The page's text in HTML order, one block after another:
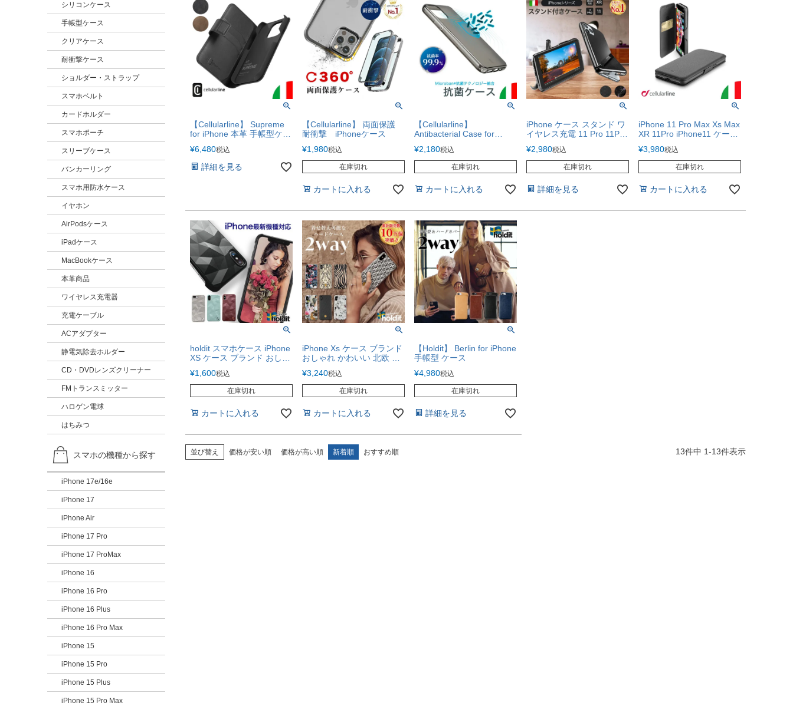
シリコンケース
手帳型ケース
クリアケース
耐衝撃ケース
ショルダー・ストラップ
スマホベルト
カードホルダー
スマホポーチ
スリーブケース
バンカーリング
スマホ用防水ケース
イヤホン
AirPodsケース
iPadケース
MacBookケース
本革商品
ワイヤレス充電器
充電ケーブル
ACアダプター
静電気除去ホルダー
CD・DVDレンズクリーナー
FMトランスミッター
ハロゲン電球
はちみつ
スマホの機種から探す
iPhone 17e/16e
iPhone 17
iPhone Air
iPhone 17 Pro
iPhone 17 ProMax
iPhone 16
iPhone 16 Pro
iPhone 16 Plus
iPhone 16 Pro Max
iPhone 15
iPhone 15 Pro
iPhone 15 Plus
iPhone 15 Pro Max
【Cellularline】 Supreme
for iPhone 本革 手帳型ケー
¥6,480税込
詳細を見る
【Cellularline】 両面保護
耐衝撃 iPhoneケース
¥1,980税込
在庫切れ
カートに入れる
【Cellularline】
Antibacterial Case for
¥2,180税込
在庫切れ
カートに入れる
iPhone ケース スタンド ワ
イヤレス充電 11 Pro 11Pro
iPhone7 iPhoneSE ブラン
ド Cellularline
¥2,980税込
在庫切れ
詳細を見る
iPhone 11 Pro Max Xs Max
XR 11Pro iPhone11 ケース
アイフォン BOOKCLUTCH
¥3,980税込
在庫切れ
カートに入れる
holdit スマホケース iPhone
XS ケース ブランド おしゃ
iPhone8 iPhone7 iphoneX
iPhone11 ケース キラキラ
大人女子 iPhoneXSケース
ース iPhone7ケース 8 7
い 軽い 海外 人気 おすすめ
¥1,600税込
在庫切れ
カートに入れる
iPhone Xs ケース ブランド
おしゃれ かわいい 北欧 ア
Holdit ハードケース 2Way
iPhone Xs Max iPhone8
iPhone7 iPhone6s
Galaxy S9 アイホン アイフ
ース
¥3,240税込
在庫切れ
カートに入れる
【Holdit】 Berlin for iPhone
手帳型 ケース
¥4,980税込
在庫切れ
詳細を見る
並び替え 価格が安い順 価格が高い順 新着順 おすすめ順 13件中 1-13件表示